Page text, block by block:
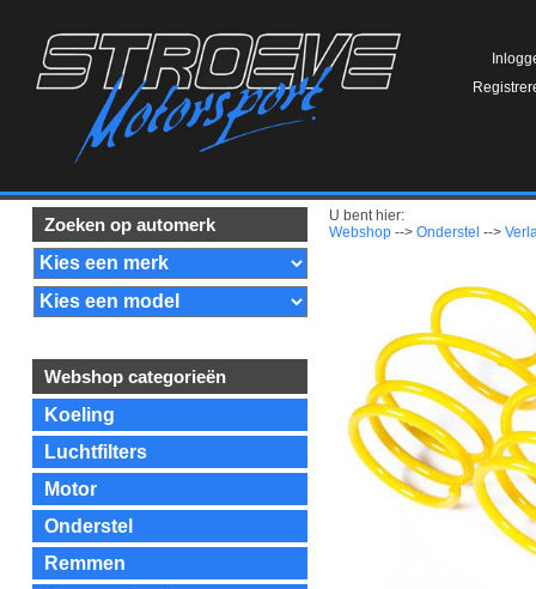
Zoeken op automerk
Webshop categorieën
Koeling
Luchtfilters
Motor
Onderstel
Remmen
U bent hier:
Webshop --> Onderstel -->